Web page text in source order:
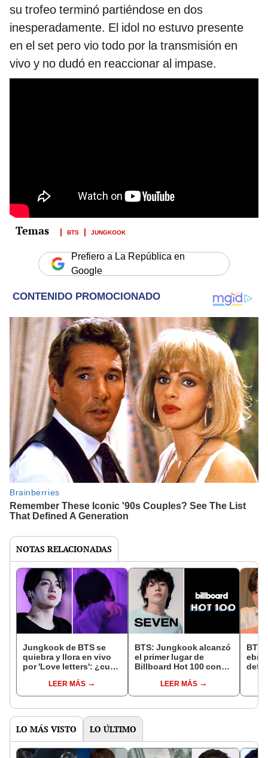
su trofeo terminó partiéndose en dos
inesperadamente. El idol no estuvo presente
en el set pero vio todo por la transmisión en
vivo y no dudó en reaccionar al impase.
BTS JUNGKOOK
Prefiero a La República en
Google
NOTAS RELACIONADAS
Jungkook de BTS se
quiebra y llora en vivo
por 'Love letters': ¿cuál
para ARMY?
LEER MÁS
BTS: Jungkook alcanzó
el primer lugar de
Billboard Hot 100 con
LEER MÁS
LO MÁS VISTO LO ÚLTIMO